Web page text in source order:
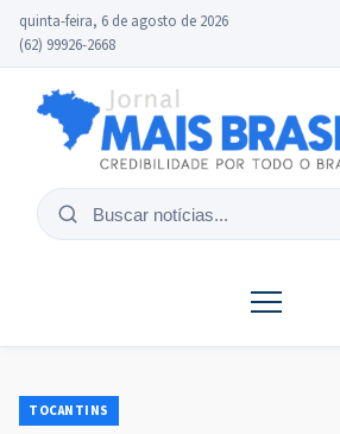
quinta-feira, 6 de agosto de 2026
(62) 99926-2668
Buscar
TOCANTINS